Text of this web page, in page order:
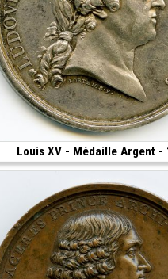
Louis XV - Médaille Argent -
• Paris • 23.33 g • 38 mm)